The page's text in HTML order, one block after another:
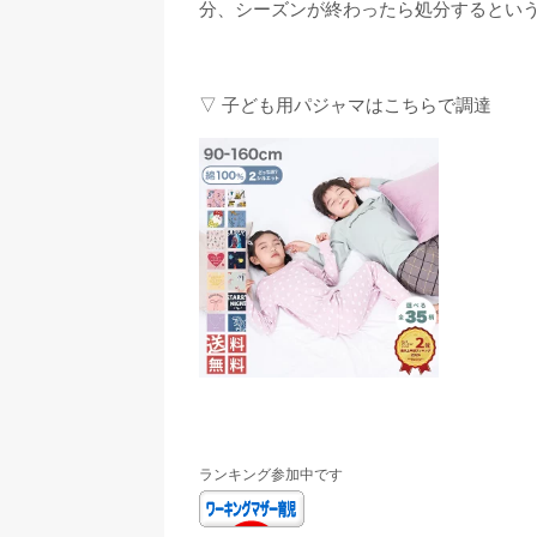
分、シーズンが終わったら処分するとい
▽ 子ども用パジャマはこちらで調達
ランキング参加中です